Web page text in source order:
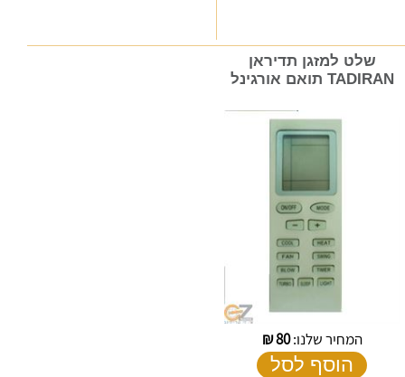
שלט למזגן תדיראן
TADIRAN תואם אורגינל
המחיר שלנו:80
₪
הוסף לסל